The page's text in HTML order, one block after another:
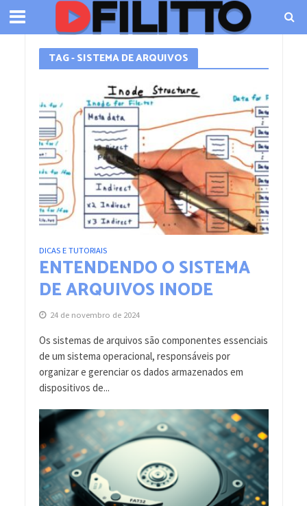
TAG - SISTEMA DE ARQUIVOS
DICAS E TUTORIAIS
ENTENDENDO O SISTEMA
DE ARQUIVOS INODE
24 de novembro de 2024
Os sistemas de arquivos são componentes essenciais
de um sistema operacional, responsáveis por
organizar e gerenciar os dados armazenados em
dispositivos de...